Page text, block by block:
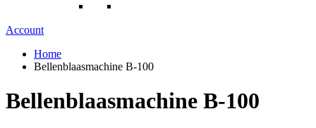
Account
Home
Bellenblaasmachine B-100
Bellenblaasmachine B-100